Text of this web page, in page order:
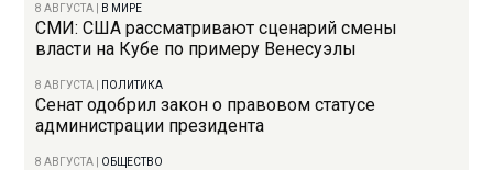
8 АВГУСТА В МИРЕ
СМИ: США рассматривают сценарий смены
власти на Кубе по примеру Венесуэлы
8 АВГУСТА ПОЛИТИКА
Сенат одобрил закон о правовом статусе
администрации президента
8 АВГУСТА ОБЩЕСТВО